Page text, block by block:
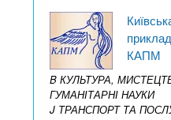
КАПМ
B КУЛЬТУРА,
ГУМАНІТАРНІ НАУКИ
J ТРАНСПОРТ ТА